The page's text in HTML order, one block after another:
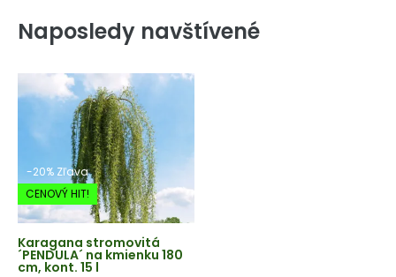
Naposledy navštívené
-20% Zľava
CENOVÝ HIT!
Karagana stromovitá
´PENDULA´ na kmienku 180
cm, kont. 15 l